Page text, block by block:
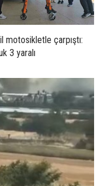
motosikletle çarpıştı:
3 yaralı